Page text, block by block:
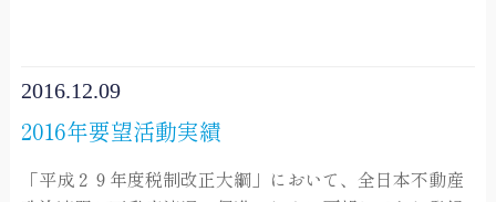
2016.12.09
2016年要望活動実績
「平成２９年度税制改正大綱」において、全日本不動産